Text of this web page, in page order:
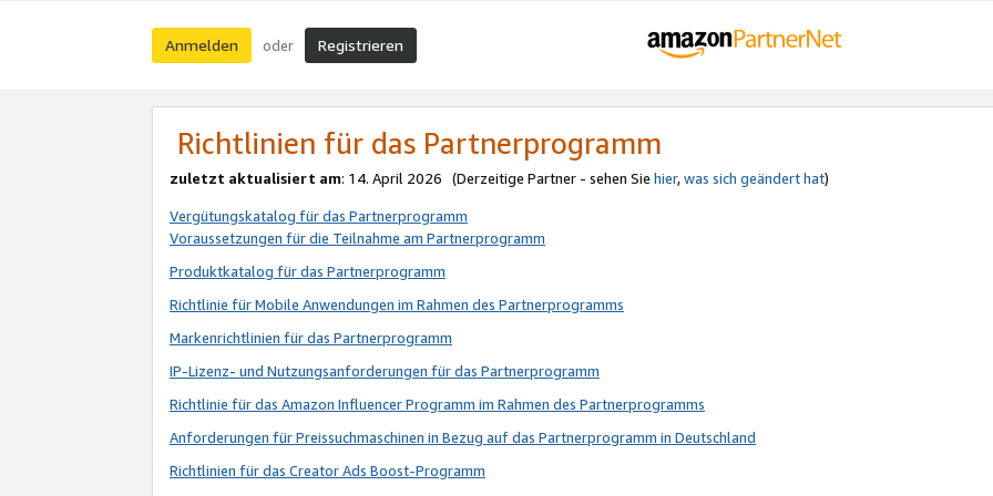
Anmelden oder Registrieren
Richtlinien für das Partnerprogramm
zuletzt aktualisiert am: 14. April 2026 (Derzeitige Partner - sehen Sie hier,was sich geändert hat)
Vergütungskatalog für das Partnerprogramm
Voraussetzungen für die Teilnahme am Partnerprogramm
Produktkatalog für das Partnerprogramm
Richtlinie für Mobile Anwendungen im Rahmen des Partnerprogramms
Markenrichtlinien für das Partnerprogramm
IP-Lizenz- und Nutzungsanforderungen für das Partnerprogramm
Richtlinie für das Amazon Influencer Programm im Rahmen des Partnerprogramms
Anforderungen für Preissuchmaschinen in Bezug auf das Partnerprogramm in Deutschland
Richtlinien für das Creator Ads Boost-Programm